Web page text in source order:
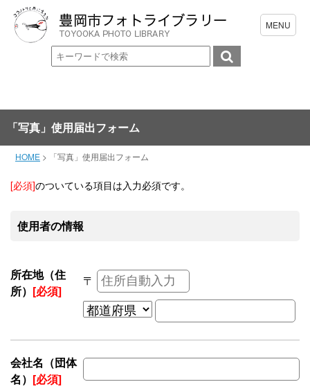
「写真」使用届出フォーム
HOME > 「写真」使用届出フォーム
[必須]のついている項目は入力必須です。
使用者の情報
所在地（住
所） [必須]
〒
会社名（団体
名） [必須]